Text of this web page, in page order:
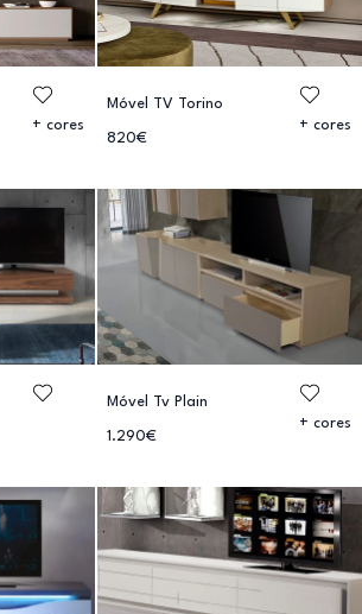
+ cores
Móvel TV Torino
820€
+ cores
Móvel Tv Plain
1.290€
+ cores